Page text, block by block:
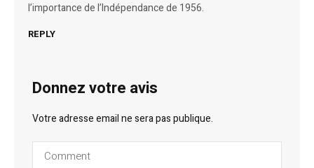
l’importance de l’Indépendance de 1956.
REPLY
Donnez votre avis
Votre adresse email ne sera pas publique.